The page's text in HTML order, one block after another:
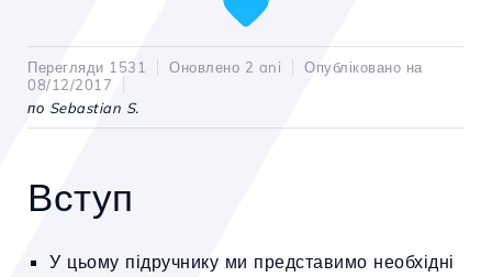
Перегляди 1531 Оновлено 2 ani
Опубліковано на
08/12/2017
по Sebastian S.
Вступ
У цьому підручнику ми представимо необхідні